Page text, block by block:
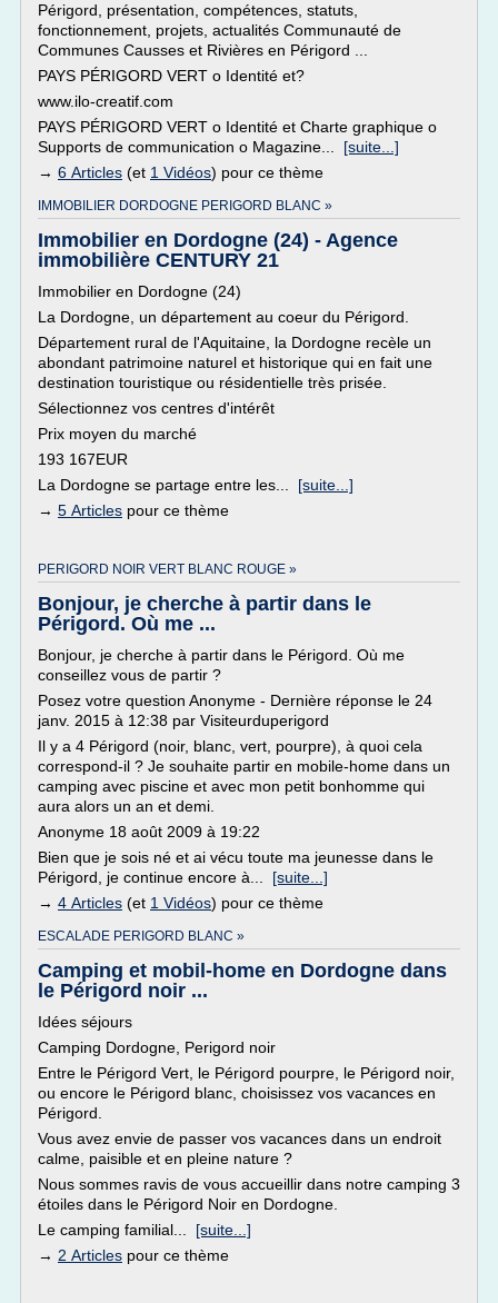
Périgord, présentation, compétences, statuts,
fonctionnement, projets, actualités Communauté de
Communes Causses et Rivières en Périgord ...
PAYS PÉRIGORD VERT o Identité et?
www.ilo-creatif.com
PAYS PÉRIGORD VERT o Identité et Charte graphique o
Supports de communication o Magazine... [suite...]
→ 6 Articles (et 1 Vidéos) pour ce thème
IMMOBILIER DORDOGNE PERIGORD BLANC »
Immobilier en Dordogne (24) - Agence
immobilière CENTURY 21
Immobilier en Dordogne (24)
La Dordogne, un département au coeur du Périgord.
Département rural de l'Aquitaine, la Dordogne recèle un
abondant patrimoine naturel et historique qui en fait une
destination touristique ou résidentielle très prisée.
Sélectionnez vos centres d'intérêt
Prix moyen du marché
193 167EUR
La Dordogne se partage entre les... [suite...]
→ 5 Articles pour ce thème
PERIGORD NOIR VERT BLANC ROUGE »
Bonjour, je cherche à partir dans le
Périgord. Où me ...
Bonjour, je cherche à partir dans le Périgord. Où me
conseillez vous de partir ?
Posez votre question Anonyme - Dernière réponse le 24
janv. 2015 à 12:38 par Visiteurduperigord
Il y a 4 Périgord (noir, blanc, vert, pourpre), à quoi cela
correspond-il ? Je souhaite partir en mobile-home dans un
camping avec piscine et avec mon petit bonhomme qui
aura alors un an et demi.
Anonyme 18 août 2009 à 19:22
Bien que je sois né et ai vécu toute ma jeunesse dans le
Périgord, je continue encore à... [suite...]
→ 4 Articles (et 1 Vidéos) pour ce thème
ESCALADE PERIGORD BLANC »
Camping et mobil-home en Dordogne dans
le Périgord noir ...
Idées séjours
Camping Dordogne, Perigord noir
Entre le Périgord Vert, le Périgord pourpre, le Périgord noir,
ou encore le Périgord blanc, choisissez vos vacances en
Périgord.
Vous avez envie de passer vos vacances dans un endroit
calme, paisible et en pleine nature ?
Nous sommes ravis de vous accueillir dans notre camping 3
étoiles dans le Périgord Noir en Dordogne.
Le camping familial... [suite...]
→ 2 Articles pour ce thème